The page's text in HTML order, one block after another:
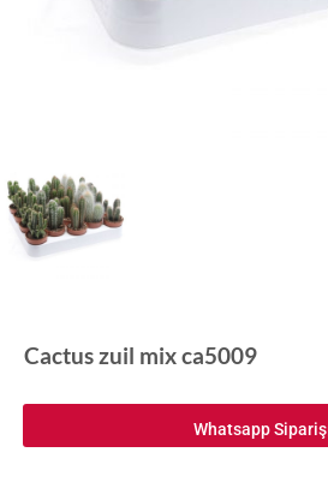
Cactus zuil mix ca5009
Whatsapp Sipariş